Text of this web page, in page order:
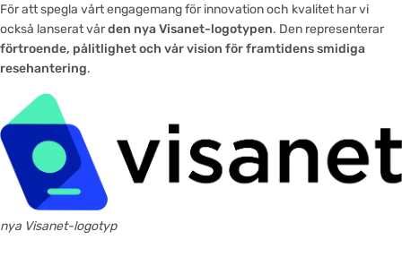
För att spegla vårt engagemang för innovation och kvalitet har vi
också lanserat vården nya Visanet-logotypen. Den representerar
förtroende, pålitlighet och vår vision för framtidens smidiga
resehantering.
nya Visanet-logotyp